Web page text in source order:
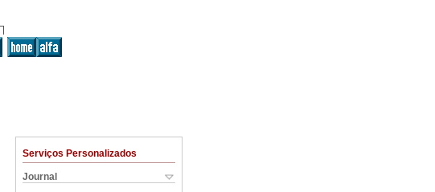
Serviços Personalizados
Journal